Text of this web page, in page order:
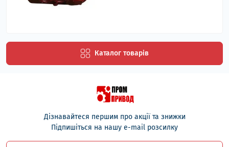
Каталог товарів
Дізнавайтеся першим про акції та знижки
Підпишіться на нашу e-mail розсилку